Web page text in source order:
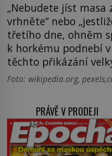
„Nebudete jíst masa
vrhněte“ nebo
třetího dne, ohněm
k horkému podnebí
těchto přikázání
Foto: wikipedia.org,
PRÁVĚ V PRODEJI